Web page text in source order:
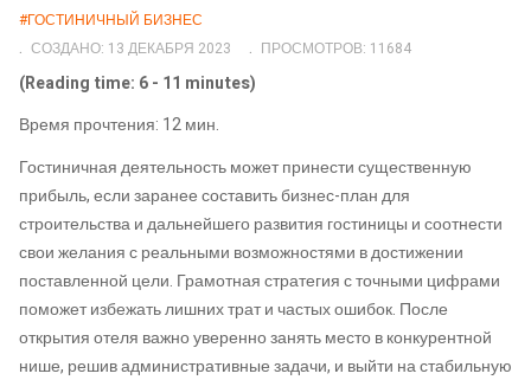
#ГОСТИНИЧНЫЙ БИЗНЕС
СОЗДАНО: 13 ДЕКАБРЯ 2023
ПРОСМОТРОВ: 11684
(Reading time: 6 - 11 minutes)
Время прочтения: 12 мин.
Гостиничная деятельность может принести существенную
прибыль, если заранее составить бизнес-план для
строительства и дальнейшего развития гостиницы и соотнести
свои желания с реальными возможностями в достижении
поставленной цели. Грамотная стратегия с точными цифрами
поможет избежать лишних трат и частых ошибок. После
открытия отеля важно уверенно занять место в конкурентной
нише, решив административные задачи, и выйти на стабильную